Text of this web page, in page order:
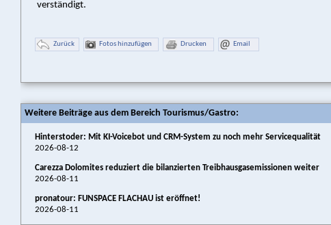
verständigt.
Zurück Fotos hinzufügen Drucken Email
Weitere Beiträge aus dem Bereich Tourismus/Gastro:
Hinterstoder: Mit KI-Voicebot und CRM-System zu noch mehr Servicequalität
2026-08-12
Carezza Dolomites reduziert die bilanzierten Treibhausgasemissionen weiter
2026-08-11
pronatour: FUNSPACE FLACHAU ist eröffnet!
2026-08-11